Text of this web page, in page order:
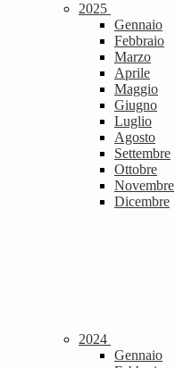
2025
Gennaio
Febbraio
Marzo
Aprile
Maggio
Giugno
Luglio
Agosto
Settembre
Ottobre
Novembre
Dicembre
2024
Gennaio